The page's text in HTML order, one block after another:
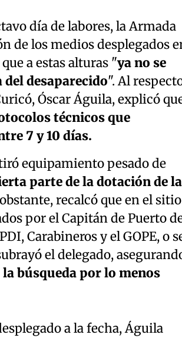
día de labores, la Armada
de los medios desplegados
a estas alturas "ya no se
desaparecido". Al
Óscar Águila, explicó
técnicos que
7 y 10 días.
equipamiento pesado de
parte de la dotación de la
recalcó que en el sitio
por el Capitán de Puerto
Carabineros y el GOPE, o
el delegado,
búsqueda por lo menos
a la fecha, Águila